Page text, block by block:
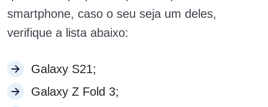
smartphone, caso o seu seja um deles,
verifique a lista abaixo:
Galaxy S21;
Galaxy Z Fold 3;